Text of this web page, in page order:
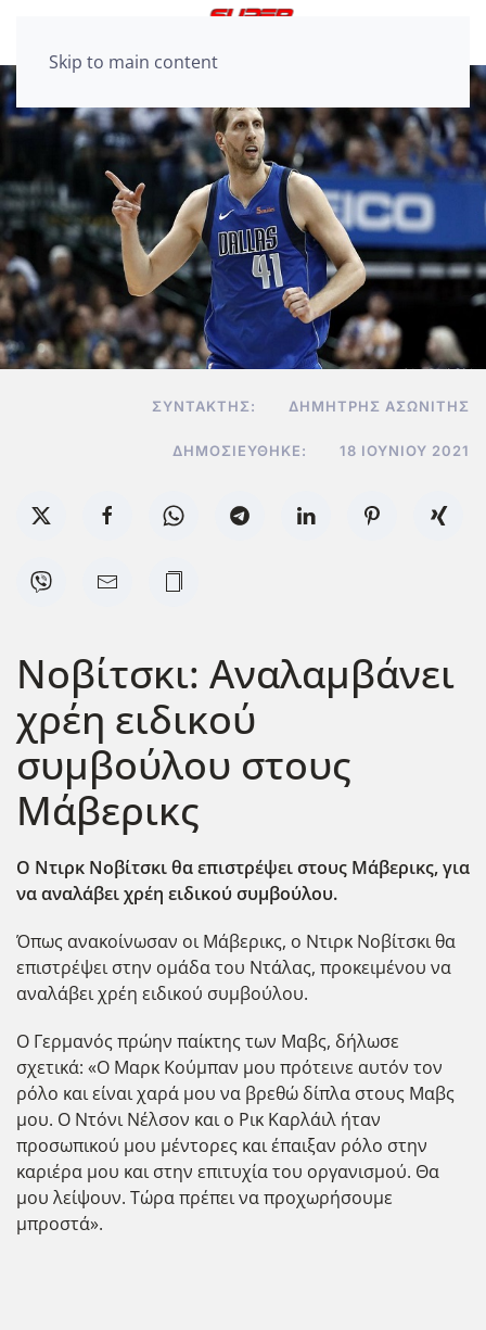
Skip to main content
ΣΥΝΤΆΚΤΗΣ: ΔΗΜΉΤΡΗΣ ΑΣΩΝΊΤΗΣ
ΔΗΜΟΣΙΕΎΘΗΚΕ: 18 ΙΟΥΝΊΟΥ 2021
Νοβίτσκι: Αναλαμβάνει
χρέη ειδικού
συμβούλου στους
Μάβερικς
Ο Ντιρκ Νοβίτσκι θα επιστρέψει στους Μάβερικς, για
να αναλάβει χρέη ειδικού συμβούλου.
Όπως ανακοίνωσαν οι Μάβερικς, ο Ντιρκ Νοβίτσκι θα
επιστρέψει στην ομάδα του Ντάλας, προκειμένου να
αναλάβει χρέη ειδικού συμβούλου.
Ο Γερμανός πρώην παίκτης των Μαβς, δήλωσε
σχετικά: «Ο Μαρκ Κούμπαν μου πρότεινε αυτόν τον
ρόλο και είναι χαρά μου να βρεθώ δίπλα στους Μαβς
μου. Ο Ντόνι Νέλσον και ο Ρικ Καρλάιλ ήταν
προσωπικού μου μέντορες και έπαιξαν ρόλο στην
καριέρα μου και στην επιτυχία του οργανισμού. Θα
μου λείψουν. Τώρα πρέπει να προχωρήσουμε
μπροστά».